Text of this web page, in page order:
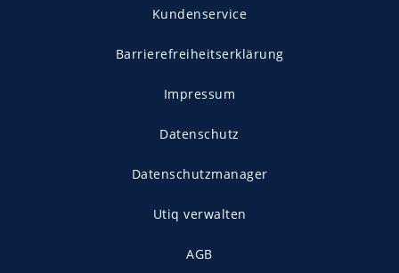
Kundenservice
Barrierefreiheitserklärung
Impressum
Datenschutz
Datenschutzmanager
Utiq verwalten
AGB